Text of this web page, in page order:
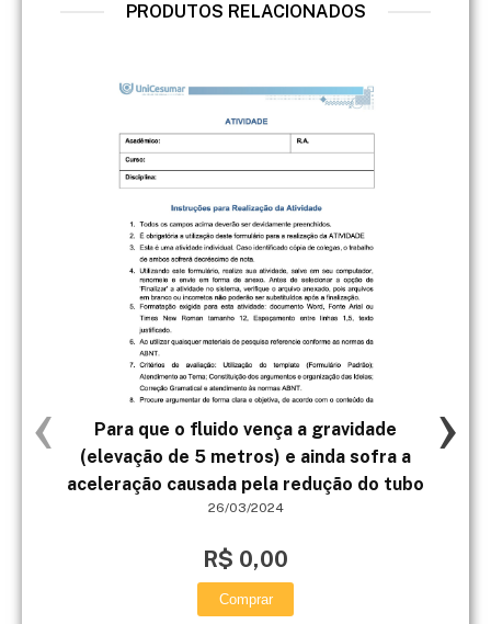
PRODUTOS RELACIONADOS
Para que o fluido vença a gravidade
(elevação de 5 metros) e ainda sofra a
aceleração causada pela redução do tubo
26/03/2024
R$ 0,00
Comprar
‹ ›